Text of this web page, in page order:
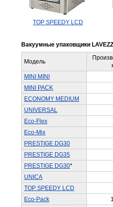
TOP SPEEDY LCD
Вакуумные упаковщики
Модель
MINI MINI
MINI PACK
ECONOMY MEDIUM
UNIVERSAL
Eco-Flex
Eco-Mix
PRESTIGE DG30
PRESTIGE DG35
PRESTIGE DG30*
UNICA
TOP SPEEDY LCD
Eco-Pack